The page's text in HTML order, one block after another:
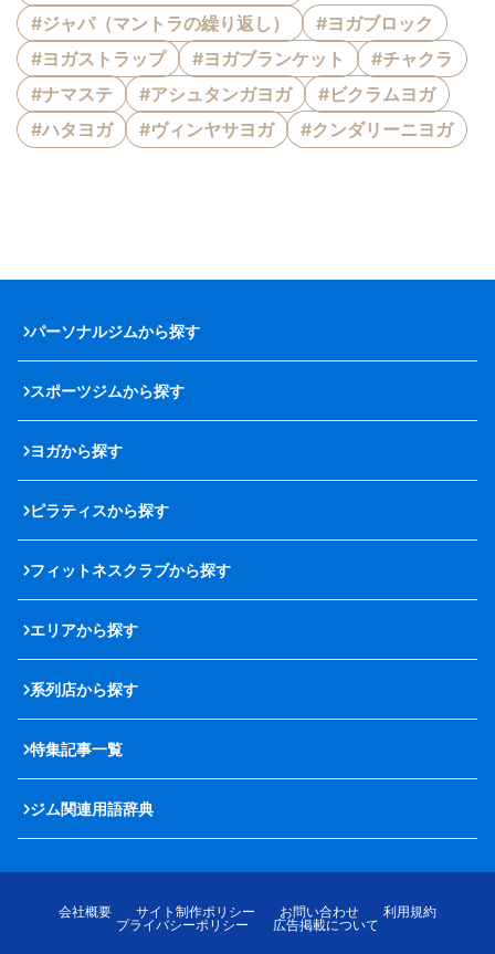
#ジャパ（マントラの繰り返し）
#ヨガブロック
#ヨガストラップ
#ヨガブランケット
#チャクラ
#ナマステ
#アシュタンガヨガ
#ビクラムヨガ
#ハタヨガ
#ヴィンヤサヨガ #クンダリーニヨガ
パーソナルジムから探す
スポーツジムから探す
ヨガから探す
ピラティスから探す
フィットネスクラブから探す
エリアから探す
系列店から探す
特集記事一覧
ジム関連用語辞典
会社概要 サイト制作ポリシー お問い合わせ
利用規約
プライバシーポリシー
広告掲載について